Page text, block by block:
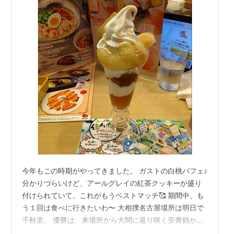
今年もこの時期がやってきました。 ガストの白桃パフェ♪
分かりづらいけど、アールグレイの紅茶クッキーが盛り
付けられていて、これがもうベストマッチ🥰 期間中、も
う１回は食べに行きたいわ〜 大相撲名古屋場所は明日で
千秋楽。 優勝は、来場所から大関に返り咲く安青錦かな